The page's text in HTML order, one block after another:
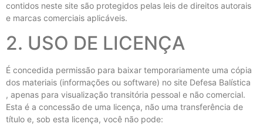
contidos neste site são protegidos pelas leis de direitos autorais
e marcas comerciais aplicáveis.
2. USO DE LICENÇA
É concedida permissão para baixar temporariamente uma cópia
dos materiais (informações ou software) no site Defesa Balística
, apenas para visualização transitória pessoal e não comercial.
Esta é a concessão de uma licença, não uma transferência de
título e, sob esta licença, você não pode: